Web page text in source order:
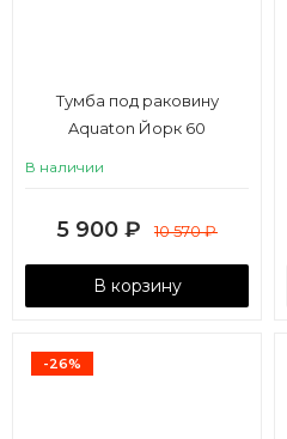
Тумба под раковину
Aquaton Йорк 60
В наличии
5 900 ₽ 10 570₽
В корзину
-26%